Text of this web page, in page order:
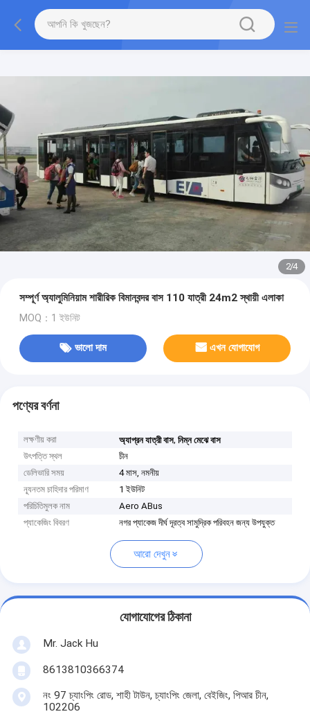
3/4
সম্পূর্ণ অ্যালুমিনিয়াম শারীরিক বিমানবন্দর বাস 110 যাত্রী 24m2 স্থায়ী এলাকা
MOQ：1 ইউনিট
ভালো দাম এখন যোগাযোগ
পণ্যের বর্ণনা
লক্ষণীয় করা অ্যাপ্রন যাত্রী বাস,নিম্ন মেঝে বাস
উৎপত্তি স্থল
চীন
ডেলিভারি সময়
4 মাস, নমনীয়
ন্যূনতম চাহিদার পরিমাণ
1 ইউনিট
পরিচিতিমুলক নাম
Aero ABus
প্যাকেজিং বিবরণ
নগর প্যাকেজ দীর্ঘ দূরত্ব সামুদ্রিক পরিবহন জন্য উপযুক্ত
আরো দেখুন
যোগাযোগের ঠিকানা
Mr. Jack Hu
8613810366374
নং 97 চ্যাংপিং রোড, শাহী টাউন, চ্যাংপিং জেলা, বেইজিং, পিআর চীন,
102206